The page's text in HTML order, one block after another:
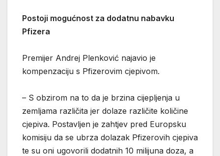
Postoji mogućnost za dodatnu nabavku
Pfizera
Premijer Andrej Plenković najavio je
kompenzaciju s Pfizerovim cjepivom.
– S obzirom na to da je brzina cijepljenja u
zemljama različita jer dolaze različite količine
cjepiva. Postavljen je zahtjev pred Europsku
komisiju da se ubrza dolazak Pfizerovih cjepiva
te su oni ugovorili dodatnih 10 milijuna doza, a